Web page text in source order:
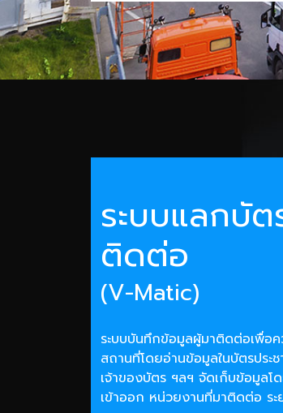
ระบบแลกบัต
ติดต่อ
(V-Matic)
ระบบบันทึกข้อมูลผู้มาติดต่อเพื่อ
สถานที่โดยอ่านข้อมูลในบัตรประ
เจ้าของบัตร ฯลฯ จัดเก็บข้อมูลโ
เข้าออก หน่วยงานที่มาติดต่อ ระ